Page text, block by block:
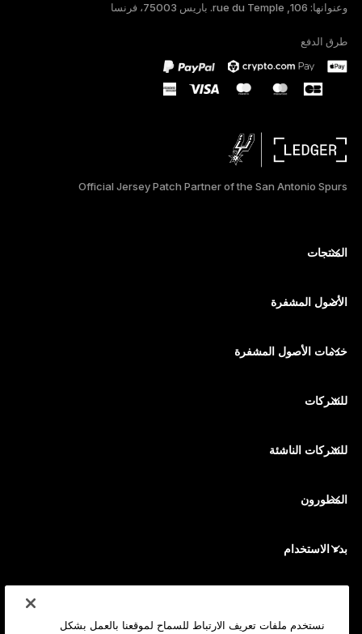
DEUTSCH
PORTUGUÊS
ESPAÑOL
简体中文
وعنوانها: 106, rue du Temple. باريس 75003، فرنسا
طرق الدفع
Official Jersey Patch Partner of the San Antonio Spurs
المنتجات
محفظة أجهزة
Ledger Stax
Ledger Nano Classics
الحِزم
جميع المنتجات
الأصول المشفرة
محفظة إيثريوم
محفظة Cardano
محفظة مونيرو
رؤية جميع الأصول
خدمات الأصول المشفرة
شراء الأصول المشفرة
مبادلة الأصول المشفرة
للشركات
للشركات الناشئة
المطورون
بدء الاستخدام
كيف تشتري بيتكوين
نستخدم ملفات تعريف الارتباط للسماح لموقعنا بالعمل بشكل